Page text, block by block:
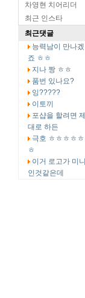
차영현 치어리더
최근 인스타
최근댓글
능력남이 만나겠
죠 ㅎㅎ
지나 짱 ㅎㅎ
품번 있나요?
잉?????
이토끼
포샵을 할려면 제
대로 하든
극호 ㅎㅎㅎㅎㅎ
ㅎ
이거 로고가 미니
인것같은데